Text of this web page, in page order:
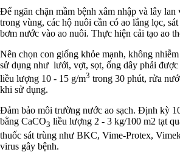
Để ngăn chặn mầm bệnh xâm nhập và lây lan
trong vùng, các hộ nuôi cần có ao lắng lọc,
bơm nước vào ao nuôi. Thực hiện cải tạo ao
Nên chọn con giống khỏe mạnh, không
sử dụng như lưới, vợt, sọt, ống dây phải được
liều lượng 10 - 15 g/m3 trong 30 phút, rửa
khi sử dụng.
Đảm bảo môi trường nước ao sạch. Định kỳ
bằng CaCO3 liều lượng 2 - 3 kg/100 m2 tạt
thuốc sát trùng như BKC, Vime-Protex,
virus gây bệnh.